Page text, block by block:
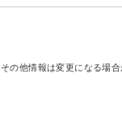
の他情報は変更になる場合